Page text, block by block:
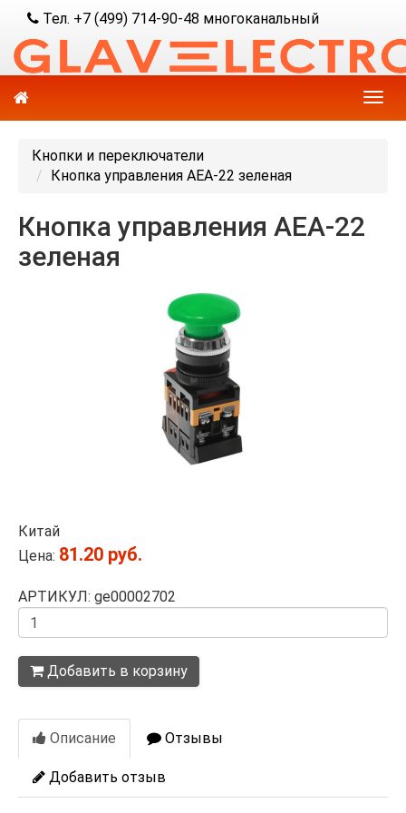
Тел. +7 (499) 714-90-48 многоканальный
Кнопки и переключатели
Кнопка управления AEA-22 зеленая
Кнопка управления AEA-22
зеленая
Китай
Цена: 81.20 руб.
АРТИКУЛ: ge00002702
Количество
Добавить в корзину
Описание Отзывы
Добавить отзыв